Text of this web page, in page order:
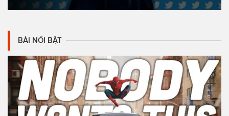
BÀI NỔI BẬT